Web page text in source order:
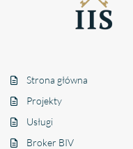
Strona główna
Projekty
Usługi
Broker BIV